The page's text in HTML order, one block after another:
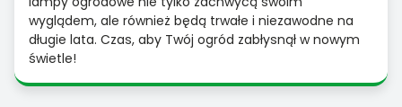
wyglądem, ale również będą trwałe i niezawodne na
długie lata. Czas, aby Twój ogród zabłysnął w nowym
świetle!